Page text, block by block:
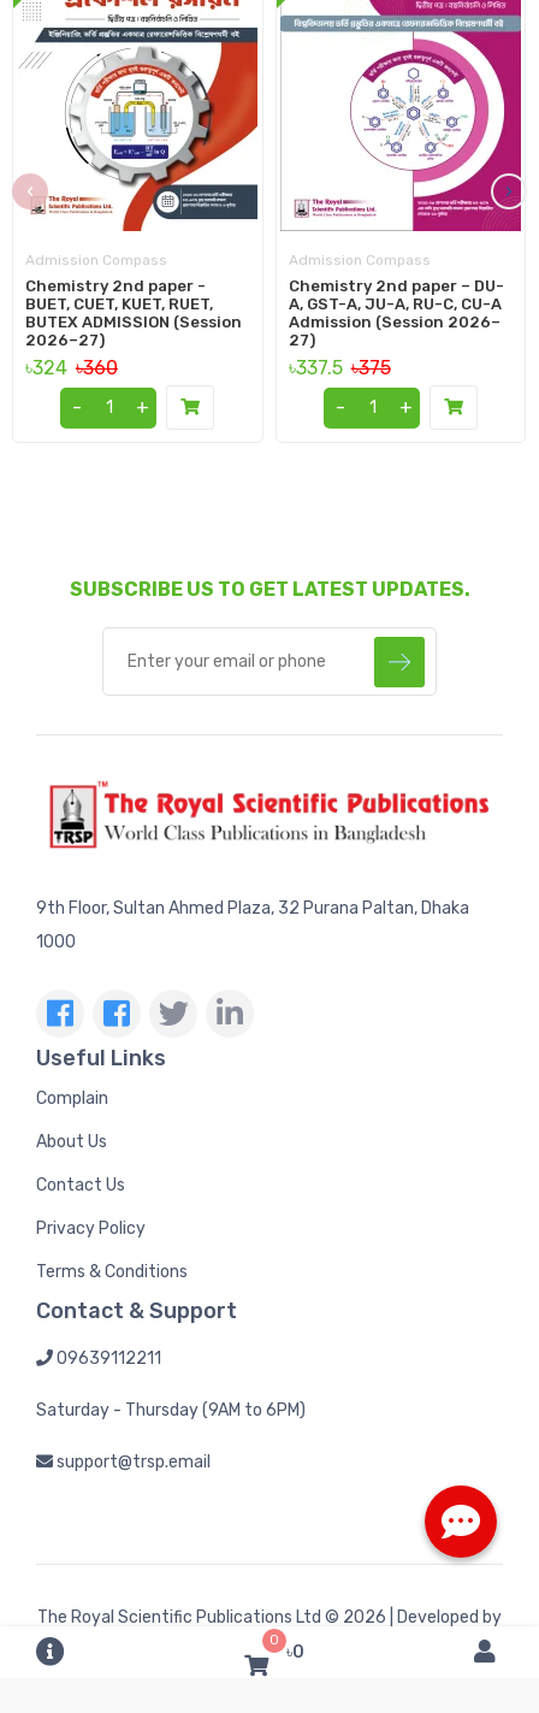
Admission Compass
Chemistry 2nd paper -
BUET, CUET, KUET, RUET,
BUTEX ADMISSION (Session
2026–27)
৳324 ৳360
-
+
Admission Compass
Chemistry 2nd paper – DU-
A, GST-A, JU-A, RU-C, CU-A
Admission (Session 2026–
27)
৳337.5 ৳375
-
+
‹ ›
SUBSCRIBE US TO GET LATEST UPDATES.
9th Floor, Sultan Ahmed Plaza, 32 Purana Paltan, Dhaka
1000
Useful Links
Complain
About Us
Contact Us
Privacy Policy
Terms & Conditions
Contact & Support
09639112211
Saturday - Thursday (9AM to 6PM)
support@trsp.email
The Royal Scientific Publications Ltd © 2026 | Developed by
Bintel Future Tech
0
৳0